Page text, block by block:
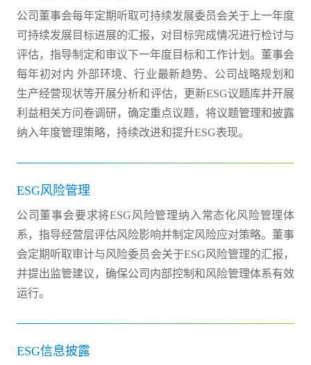
公司董事会每年定期听取可持续发展委员会关于上一年度
可持续发展目标进展的汇报，对目标完成情况进行检讨与
评估，指导制定和审议下一年度目标和工作计划。董事会
每年初对内 外部环境、行业最新趋势、公司战略规划和
生产经营现状等开展分析和评估，更新ESG议题库并开展
利益相关方问卷调研，确定重点议题，将议题管理和披露
纳入年度管理策略，持续改进和提升ESG表现。
ESG风险管理
公司董事会要求将ESG风险管理纳入常态化风险管理体
系，指导经营层评估风险影响并制定风险应对策略。董事
会定期听取审计与风险委员会关于ESG风险管理的汇报，
并提出监管建议，确保公司内部控制和风险管理体系有效
运行。
ESG信息披露